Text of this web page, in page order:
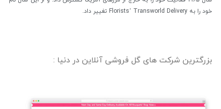
خود را به Florists’ Transworld Delivery تغییر داد.
بزرگترین شرکت های گل فروشی آنلاین در دنیا :